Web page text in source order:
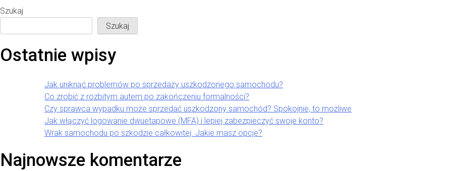
Szukaj
Szukaj
Ostatnie wpisy
Jak uniknąć problemów po sprzedaży uszkodzonego samochodu?
Co zrobić z rozbitym autem po zakończeniu formalności?
Czy sprawca wypadku może sprzedać uszkodzony samochód? Spokojnie, to możliwe
Jak włączyć logowanie dwuetapowe (MFA) i lepiej zabezpieczyć swoje konto?
Wrak samochodu po szkodzie całkowitej. Jakie masz opcje?
Najnowsze komentarze